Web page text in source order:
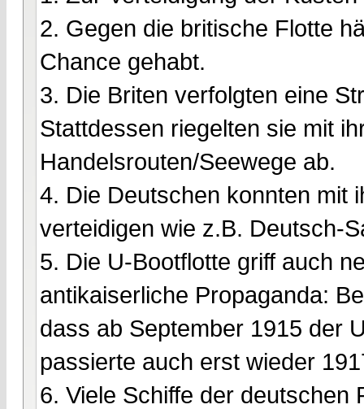
2. Gegen die britische Flotte
Chance gehabt.
3. Die Briten verfolgten eine
Stattdessen riegelten sie mit
Handelsrouten/Seewege ab.
4. Die Deutschen konnten mit
verteidigen wie z.B. Deutsch-
5. Die U-Bootflotte griff auch
antikaiserliche Propaganda:
dass ab September 1915 der
passierte auch erst wieder
6. Viele Schiffe der deutschen